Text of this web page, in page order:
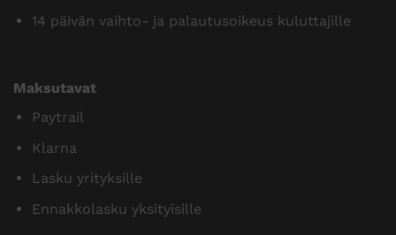
14 päivän vaihto- ja palautusoikeus kuluttajille
Maksutavat
Paytrail
Klarna
Lasku yrityksille
Ennakkolasku yksityisille